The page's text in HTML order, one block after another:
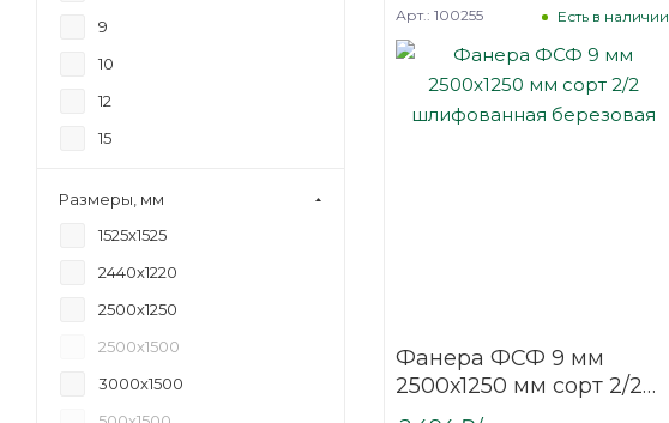
Фанера ФСФ 9 мм
2500х1250 мм сорт 2/2
шлифованная
Есть в наличии
Арт.: 100255
9
10
12
15
Размеры, мм
1525х1525
2440х1220
2500х1250
2500х1500
3000х1500